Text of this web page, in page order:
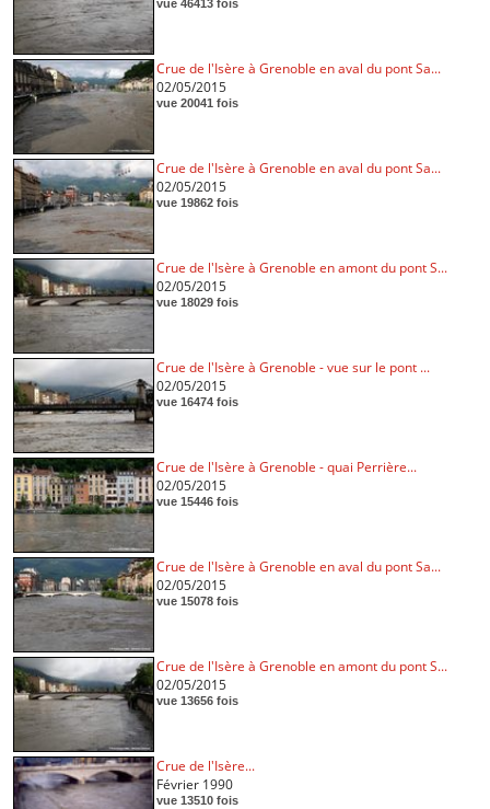
vue 46413 fois
Crue de l'Isère à Grenoble en aval du pont Sa...
02/05/2015
vue 20041 fois
Crue de l'Isère à Grenoble en aval du pont Sa...
02/05/2015
vue 19862 fois
Crue de l'Isère à Grenoble en amont du pont S...
02/05/2015
vue 18029 fois
Crue de l'Isère à Grenoble - vue sur le pont ...
02/05/2015
vue 16474 fois
Crue de l'Isère à Grenoble - quai Perrière...
02/05/2015
vue 15446 fois
Crue de l'Isère à Grenoble en aval du pont Sa...
02/05/2015
vue 15078 fois
Crue de l'Isère à Grenoble en amont du pont S...
02/05/2015
vue 13656 fois
Crue de l'Isère...
Février 1990
vue 13510 fois